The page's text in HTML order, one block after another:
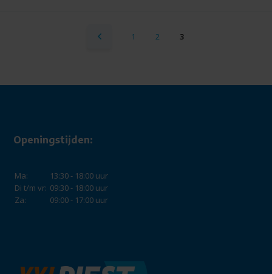
1 2 3
Openingstijden:
Ma:
13:30 - 18:00 uur
Di t/m vr: 09:30 - 18:00 uur
Za:
09:00 - 17:00 uur